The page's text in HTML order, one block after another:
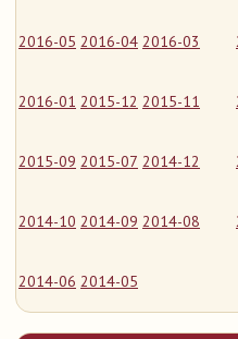
2016-05 2016-04 2016-03
2016-01 2015-12 2015-11
2015-09 2015-07 2014-12
2014-10 2014-09 2014-08
2014-06 2014-05